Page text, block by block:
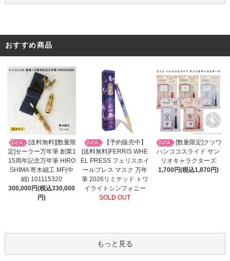
おすすめ商品
[送料無料][数量限
定]セーラー万年筆 創業1
15周年記念万年筆 HIRO
SHIMA 寄木細工 MF(中
細) 101115320
300,000円(税込330,000
円)
【予約販売中】
[送料無料]FERRIS WHE
EL PRESS フェリスホイ
ールプレス マスク 万年
筆 2026リミテッド トワ
イライトシンフォニー
SOLD OUT
[数量限定]クツワ
ハンココスライド サン
リオキャラクターズ
1,700円(税込1,870円)
もっと見る